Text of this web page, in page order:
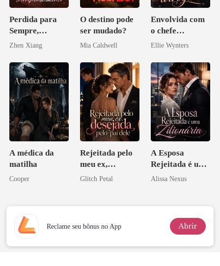
Perdida para
Sempre,
Enlouquecido
Arrependiment
o
Zhen Xiang
O destino pode
ser mudado?
Mia Caldwell
Envolvida com
o chefe
arrogante
Ellie Wynters
A médica da
matilha
Cooper
Rejeitada pelo
meu ex,
desejada pelo
Glitch Petal
A Esposa
Rejeitada é uma
Zilionária
Alissa Nexus
Reclame seu bônus no App Abrir